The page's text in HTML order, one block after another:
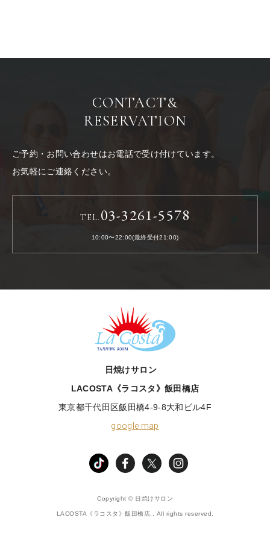
CONTACT&
RESERVATION
ご予約・お問い合わせはお電話で受け付けています。
お気軽にご連絡ください。
TEL. 03-3261-5578
10:00〜22:00(最終受付21:00)
日焼けサロン
LACOSTA《ラコスタ》飯田橋店
東京都千代田区飯田橋4-9-8大和ビル4F
google map
TikTok facebook
Copyright © 日焼けサロン
LACOSTA《ラコスタ》飯田橋店., All rights reserved.